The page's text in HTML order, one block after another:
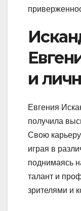
и
Евгения
получила
Свою карьеру
играя в
поднимаясь
талант и
зрителями и